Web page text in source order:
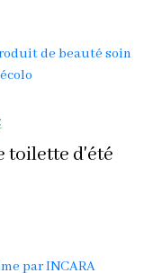
toilette d'été